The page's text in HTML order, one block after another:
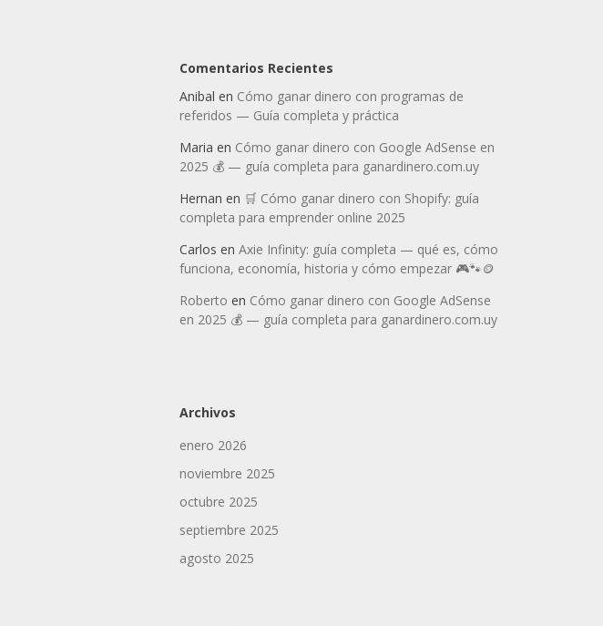
Comentarios Recientes
Anibal en Cómo ganar dinero con programas de
referidos — Guía completa y práctica
Maria en Cómo ganar dinero con Google AdSense en
2025 💰 — guía completa para ganardinero.com.uy
Hernan en 🛒 Cómo ganar dinero con Shopify: guía
completa para emprender online 2025
Carlos en Axie Infinity: guía completa — qué es, cómo
funciona, economía, historia y cómo empezar 🎮🐾🪙
Roberto en Cómo ganar dinero con Google AdSense
en 2025 💰 — guía completa para ganardinero.com.uy
Archivos
enero 2026
noviembre 2025
octubre 2025
septiembre 2025
agosto 2025